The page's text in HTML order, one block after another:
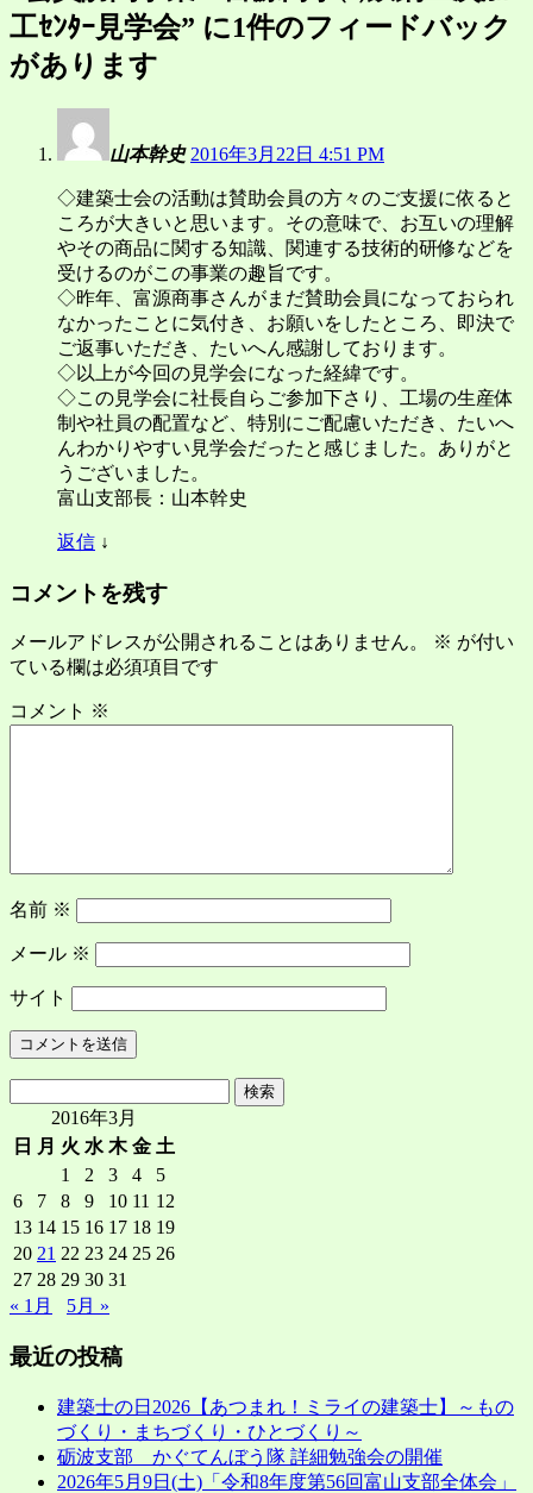
工ｾﾝﾀｰ見学会” に1件のフィードバック
があります
山本幹史 2016年3月22日 4:51 PM
◇建築士会の活動は賛助会員の方々のご支援に依ると
ころが大きいと思います。その意味で、お互いの理解
やその商品に関する知識、関連する技術的研修などを
受けるのがこの事業の趣旨です。
◇昨年、富源商事さんがまだ賛助会員になっておられ
なかったことに気付き、お願いをしたところ、即決で
ご返事いただき、たいへん感謝しております。
◇以上が今回の見学会になった経緯です。
◇この見学会に社長自らご参加下さり、工場の生産体
制や社員の配置など、特別にご配慮いただき、たいへ
んわかりやすい見学会だったと感じました。ありがと
うございました。
富山支部長：山本幹史
返信 ↓
コメントを残す
メールアドレスが公開されることはありません。 ※ が付い
ている欄は必須項目です
コメント ※
名前 ※
メール ※
サイト
2016年3月
日
月 火 水 木 金 土
1
2 3 4
5
6
7 8 9 10 11 12
13 14 15 16 17 18 19
20 21 22 23 24 25 26
27 28 29 30 31
« 1月
5月 »
最近の投稿
建築士の日2026【あつまれ！ミライの建築士】～もの
づくり・まちづくり・ひとづくり～
砺波支部 かぐてんぼう隊 詳細勉強会の開催
2026年5月9日(土)「令和8年度第56回富山支部全体会」